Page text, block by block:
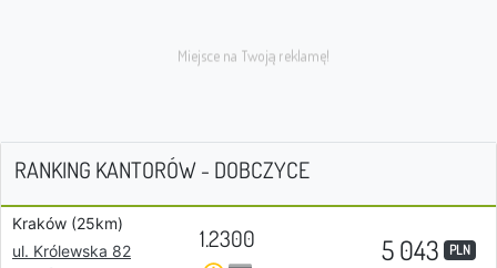
RANKING KANTORÓW - DOBCZYCE
Kraków (25km)
ul. Królewska 82
1.2300 5 043 PLN